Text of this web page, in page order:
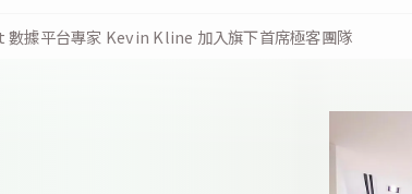
據平台專家 Kevin Kline 加入旗下首席極客團隊